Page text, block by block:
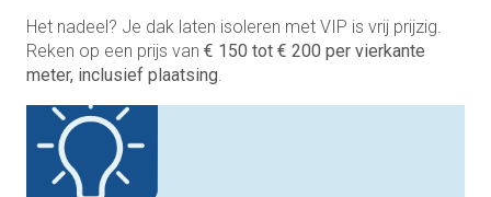
Het nadeel? Je dak laten isoleren met VIP is vrij prijzig.
Reken op een prijs van € 150 tot € 200 per vierkante
meter, inclusief plaatsing